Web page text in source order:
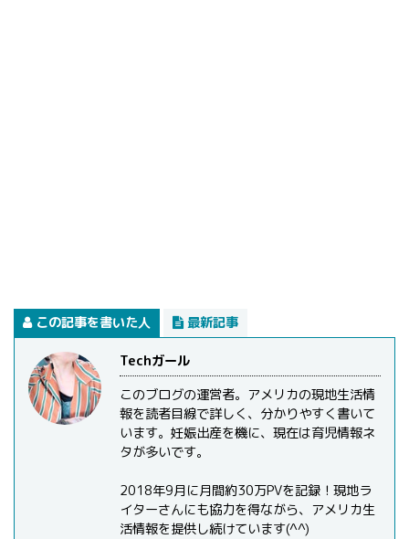
この記事を書いた人 最新記事
Techガール
このブログの運営者。アメリカの現地生活情
報を読者目線で詳しく、分かりやすく書いて
います。妊娠出産を機に、現在は育児情報ネ
タが多いです。
2018年9月に月間約30万PVを記録！現地ラ
イターさんにも協力を得ながら、アメリカ生
活情報を提供し続けています(^^)